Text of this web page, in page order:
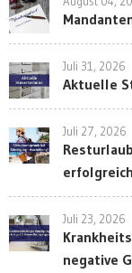
Juli 31, 2026
Aktuelle
Juli 27, 2026
Juli 23, 2026
negative